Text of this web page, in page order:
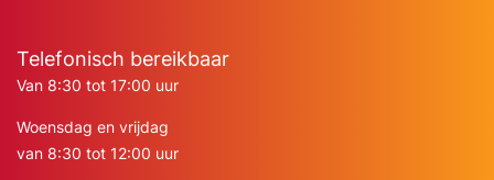
Telefonisch bereikbaar
Van 8:30 tot 17:00 uur
Woensdag en vrijdag
van 8:30 tot 12:00 uur